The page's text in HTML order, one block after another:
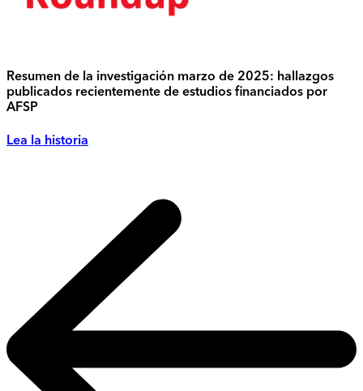
Resumen de la investigación marzo de 2025: hallazgos
publicados recientemente de estudios financiados por
AFSP
Lea la historia